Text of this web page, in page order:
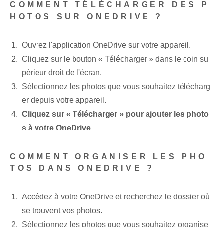
COMMENT TÉLÉCHARGER DES P
HOTOS SUR ONEDRIVE ?
Ouvrez l'application OneDrive sur votre appareil.
Cliquez sur le bouton « Télécharger » dans le coin su
périeur droit de l'écran.
Sélectionnez les photos que vous souhaitez télécharg
er depuis votre appareil.
Cliquez sur « Télécharger » pour ajouter les photo
s à votre OneDrive.
COMMENT ORGANISER LES PHO
TOS DANS ONEDRIVE ?
Accédez à votre OneDrive et recherchez le dossier où
se trouvent vos photos.
Sélectionnez les photos que vous souhaitez organise